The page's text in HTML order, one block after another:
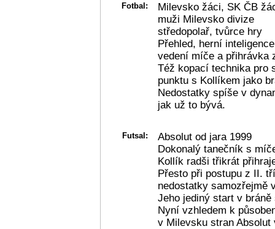
Fotbal:
Milevsko žáci, SK ČB
muži Milevsko divize
středopolař, tvůrce hry
Přehled, herní
vedení míče a přihrávka
Též kopací technika pro
punktu s Kollíkem jako
Nedostatky spíše v
jak už to bývá.
Futsal:
Absolut od jara 1999
Dokonalý tanečník s
Kollík radši třikrát
Přesto při postupu z II.
nedostatky samozřejmě
Jeho jediný start v
Nyní vzhledem k
v Milevsku stran Absolut